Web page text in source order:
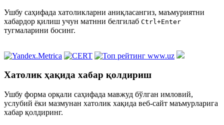
Ушбу саҳифада xатоликларни аниқласангиз, маъмуриятни
xабардор қилиш учун матнни белгилаб Ctrl+Enter
тугмаларини босинг.
Хатолик ҳақида хабар қолдириш
Ушбу форма орқали саҳифада мавжуд бўлган имловий,
услубий ёки мазмунан xатолик хақида веб-сайт маъмурларига
xабар қолдиринг.